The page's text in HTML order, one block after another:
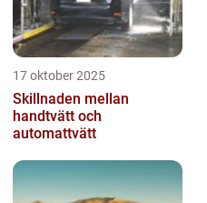
17 oktober 2025
Skillnaden mellan
handtvätt och
automattvätt